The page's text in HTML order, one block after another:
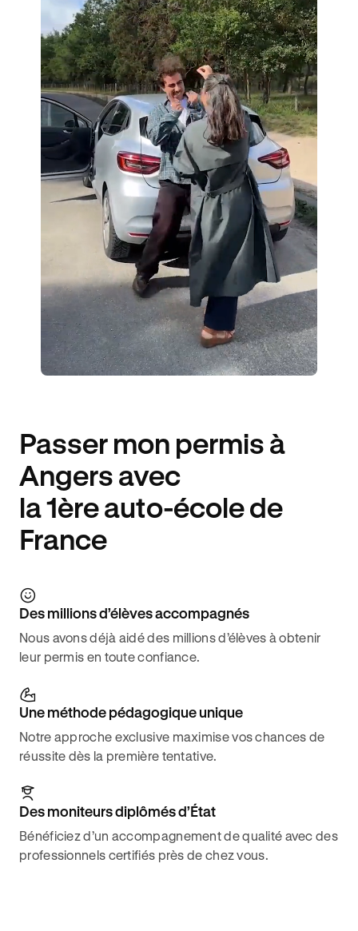
Passer mon permis à
Angers avec
la 1ère auto-école de
France
Des millions d’élèves accompagnés
Nous avons déjà aidé des millions d’élèves à obtenir
leur permis en toute confiance.
Une méthode pédagogique unique
Notre approche exclusive maximise vos chances de
réussite dès la première tentative.
Des moniteurs diplômés d’État
Bénéficiez d’un accompagnement de qualité avec des
professionnels certifiés près de chez vous.